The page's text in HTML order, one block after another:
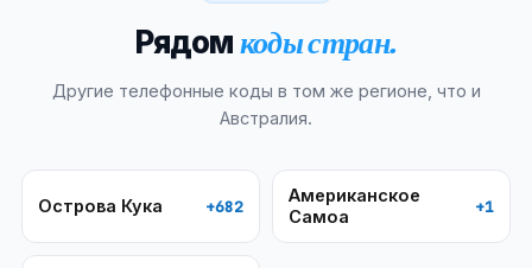
Рядомкоды стран.
Другие телефонные коды в том же регионе, что и
Австралия.
Острова Кука +682
Американское
Самоа
+1